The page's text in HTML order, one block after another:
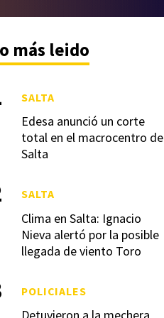
más leido
Edesa anunció un corte
total en el macrocentro de
Salta
SALTA
Clima en Salta: Ignacio
Nieva alertó por la posible
llegada de viento Toro
SALTA
POLICIALES